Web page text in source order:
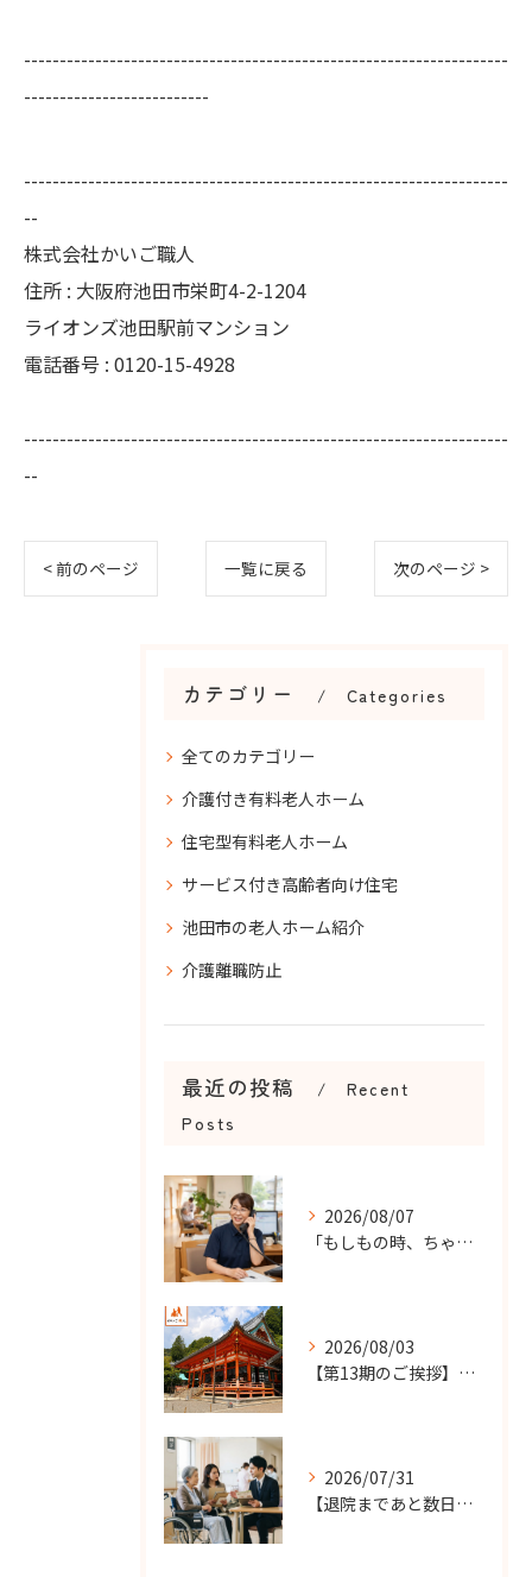
--------------------------------------------------------------------
--------------------------
--------------------------------------------------------------------
--
株式会社かいご職人
住所 : 大阪府池田市栄町4-2-1204
ライオンズ池田駅前マンション
電話番号 : 0120-15-4928
--------------------------------------------------------------------
--
< 前のページ 一覧に戻る 次のページ >
カテゴリー Categories
全てのカテゴリー
介護付き有料老人ホーム
住宅型有料老人ホーム
サービス付き高齢者向け住宅
池田市の老人ホーム紹介
介護離職防止
最近の投稿
Recent
Posts
2026/08/07
「もしもの時、ちゃんと知らせてもらえる？」
2026/08/03
【第13期のご挨拶】感謝を力に、さらなる挑戦の一年へ
2026/07/31
【退院まであと数日…】老人ホーム探しを急ぐケースで大切なこと...